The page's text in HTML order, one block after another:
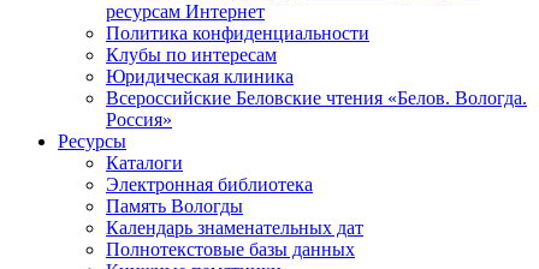
ресурсам Интернет
Политика конфиденциальности
Клубы по интересам
Юридическая клиника
Всероссийские Беловские чтения «Белов. Вологда.
Россия»
Ресурсы
Каталоги
Электронная библиотека
Память Вологды
Календарь знаменательных дат
Полнотекстовые базы данных